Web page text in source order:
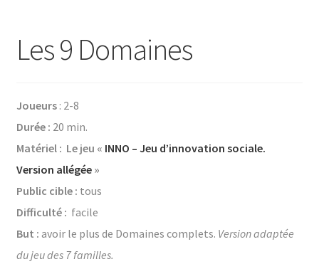
Les 9 Domaines
Joueurs: 2-8
Durée : 20 min.
Matériel : Le jeu « INNO – Jeu d’innovation sociale.
Version allégée»
Public cible : tous
Difficulté : facile
But : avoir le plus de Domaines complets. Version adaptée
du jeu des 7 familles.